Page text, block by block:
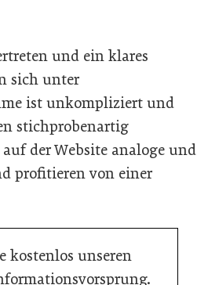
und ein klares
sich unter
ist unkompliziert und
stichprobenartig
der Website analoge und
profitieren von einer
kostenlos unseren